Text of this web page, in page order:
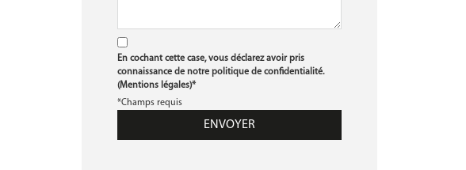
En cochant cette case, vous déclarez avoir pris
connaissance de notre politique de confidentialité.
(Mentions légales)*
*Champs requis